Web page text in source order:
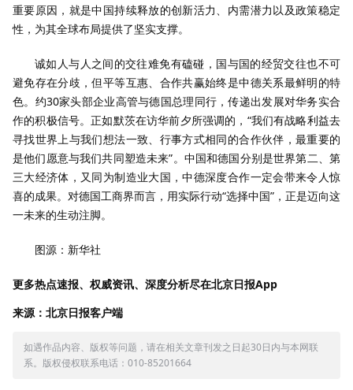
重要原因，就是中国持续释放的创新活力、内需潜力以及政策稳定
性，为其全球布局提供了坚实支撑。
诚如人与人之间的交往难免有磕碰，国与国的经贸交往也不可
避免存在分歧，但平等互惠、合作共赢始终是中德关系最鲜明的特
色。约30家头部企业高管与德国总理同行，传递出发展对华务实合
作的积极信号。正如默茨在访华前夕所强调的，“我们有战略利益去
寻找世界上与我们想法一致、行事方式相同的合作伙伴，最重要的
是他们愿意与我们共同塑造未来”。中国和德国分别是世界第二、第
三大经济体，又同为制造业大国，中德深度合作一定会带来令人惊
喜的成果。对德国工商界而言，用实际行动“选择中国”，正是迈向这
一未来的生动注脚。
图源：新华社
更多热点速报、权威资讯、深度分析尽在北京日报App
来源：北京日报客户端
如遇作品内容、版权等问题，请在相关文章刊发之日起30日内与本网联
系。版权侵权联系电话：010-85201664